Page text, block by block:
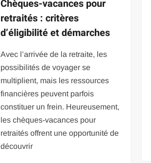
Chèques-vacances pour
retraités : critères
d’éligibilité et démarches
Avec l’arrivée de la retraite, les
possibilités de voyager se
multiplient, mais les ressources
financières peuvent parfois
constituer un frein. Heureusement,
les chèques-vacances pour
retraités offrent une opportunité de
découvrir